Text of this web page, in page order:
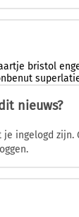
bristol
nieuws?
je ingelogd